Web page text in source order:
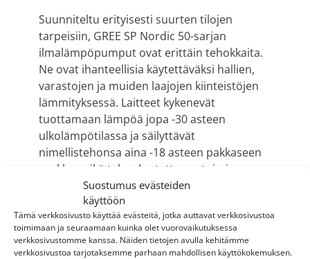
Suostumus evästeiden
käyttöön
Tämä verkkosivusto käyttää evästeitä, jotka auttavat verkkosivustoa
toimimaan ja seuraamaan kuinka olet vuorovaikutuksessa
verkkosivustomme kanssa. Näiden tietojen avulla kehitämme
verkkosivustoa tarjotaksemme parhaan mahdollisen käyttökokemuksen.
Suunniteltu erityisesti suurten tilojen
tarpeisiin, GREE SP Nordic 50-sarjan
ilmalämpöpumput ovat erittäin tehokkaita.
Ne ovat ihanteellisia käytettäväksi hallien,
varastojen ja muiden laajojen kiinteistöjen
lämmityksessä. Laitteet kykenevät
tuottamaan lämpöä jopa -30 asteen
ulkolämpötilassa ja säilyttävät
nimellistehonsa aina -18 asteen pakkaseen
saakka, mikä takaa luotettavan toiminnan
myös ankarien talviolosuhteiden aikana.
Laitteen myynnistä ja asennuksesta vastasi
Energiset Pirkanmaa Oy.